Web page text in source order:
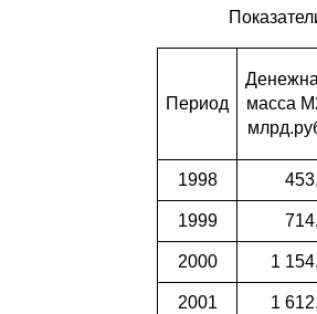
Период
масса
1998
1999
2000 1
2001 1